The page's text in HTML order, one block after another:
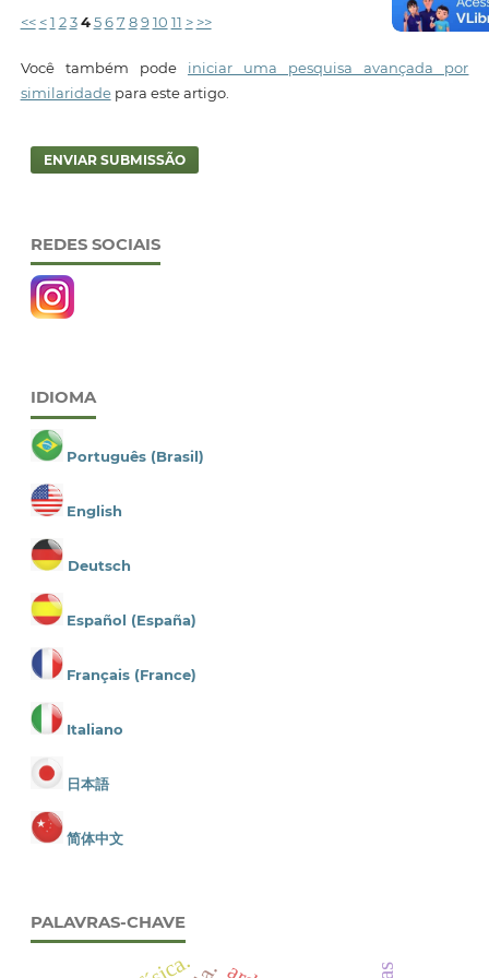
<< < 1 2 3 4 5 6 7 8 9 10 11 > >>
Você também pode iniciar uma pesquisa avançada por
similaridadepara este artigo.
ENVIAR SUBMISSÃO
REDES SOCIAIS
IDIOMA
Português (Brasil)
English
Deutsch
Español (España)
Français (France)
Italiano
日本語
简体中文
PALAVRAS-CHAVE